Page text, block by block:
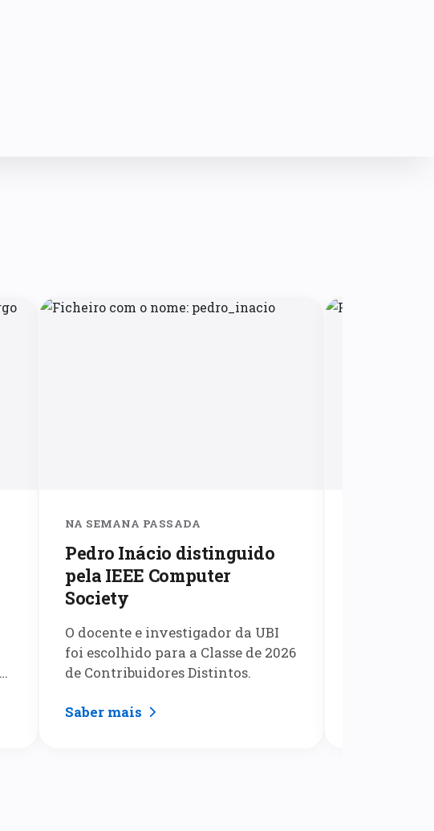
NA SEMANA PASSADA
Pedro Inácio distinguido
pela IEEE Computer
Society
O docente e investigador da UBI
foi escolhido para a Classe de 2026
de Contribuidores Distintos.
Saber mais